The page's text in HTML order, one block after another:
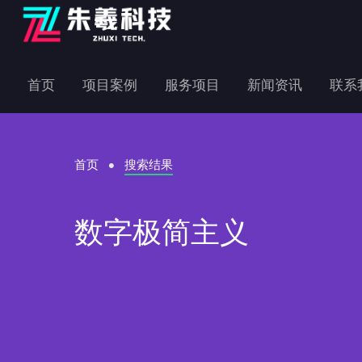
首页 项目案例 服务项目 新闻资讯 联系
首页 搜索结果
数字极简主义